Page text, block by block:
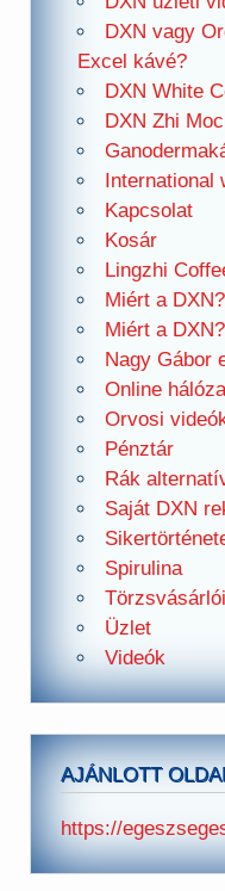
DXN vagy
Excel kávé?
DXN White
DXN Zhi
International
Kapcsolat
Kosár
Lingzhi
Miért a DXN?
Miért a DXN?
Nagy Gábor
Online
Orvosi
Pénztár
Rák
Saját DXN
Spirulina
Üzlet
Videók
AJÁNLOTT
https://